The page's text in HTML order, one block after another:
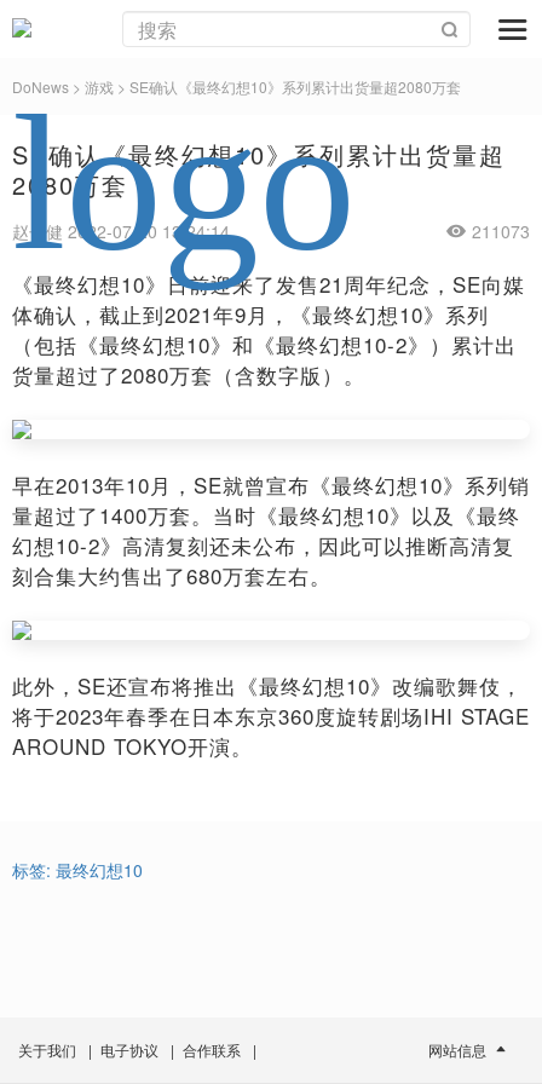
DoNews > 游戏 > SE确认《最终幻想10》系列累计出货量超2080万套
SE确认《最终幻想10》系列累计出货量超
2080万套
赵子健 2022-07-20 13:24:14 211073
《最终幻想10》日前迎来了发售21周年纪念，SE向媒
体确认，截止到2021年9月，《最终幻想10》系列
（包括《最终幻想10》和《最终幻想10-2》）累计出
货量超过了2080万套（含数字版）。
早在2013年10月，SE就曾宣布《最终幻想10》系列销
量超过了1400万套。当时《最终幻想10》以及《最终
幻想10-2》高清复刻还未公布，因此可以推断高清复
刻合集大约售出了680万套左右。
此外，SE还宣布将推出《最终幻想10》改编歌舞伎，
将于2023年春季在日本东京360度旋转剧场IHI STAGE
AROUND TOKYO开演。
标签: 最终幻想10
关于我们 | 电子协议 | 合作联系 | 网站信息